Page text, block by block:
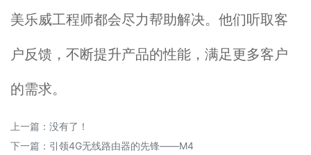
美乐威工程师都会尽力帮助解决。他们听取客
户反馈，不断提升产品的性能，满足更多客户
的需求。
上一篇：没有了！
下一篇： 引领4G无线路由器的先锋——M4